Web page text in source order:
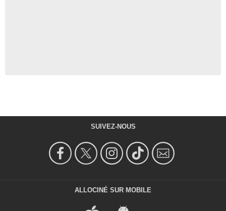
SUIVEZ-NOUS
ALLOCINÉ SUR MOBILE